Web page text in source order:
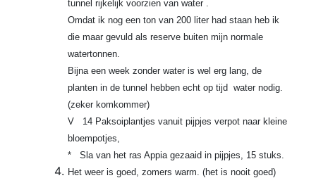
tunnel rijkelijk voorzien van water .
Omdat ik nog een ton van 200 liter had staan heb ik
die maar gevuld als reserve buiten mijn normale
watertonnen.
Bijna een week zonder water is wel erg lang, de
planten in de tunnel hebben echt op tijd water nodig.
(zeker komkommer)
V 14 Paksoiplantjes vanuit pijpjes verpot naar kleine
bloempotjes,
* Sla van het ras Appia gezaaid in pijpjes, 15 stuks.
Het weer is goed, zomers warm. (het is nooit goed)